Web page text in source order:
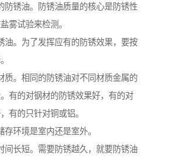
防锈油。防锈油质量的核心是防锈性
雾试验来检测。
油。为了发挥应有的防锈效果，要按
质。相同的防锈油对不同材质金属的
有的对钢材的防锈效果好，有的对
有的只针对铜或铝。
存环境是室内还是室外。
间长短。需要防锈越久，就要防锈油